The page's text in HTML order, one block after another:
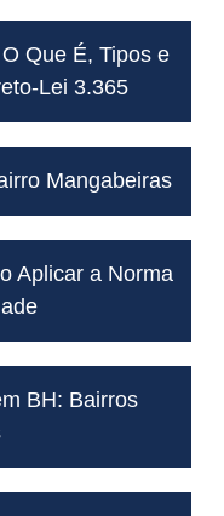
Que É, Tipos e
Lei 3.365
Mangabeiras
Aplicar a Norma
BH: Bairros